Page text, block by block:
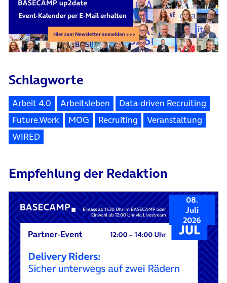
Schlagworte
Arbeit 4.0 Arbeitsleben
Data-driven Recruiting
Future.Work
MOG Recruiting
Veranstaltung
WIRED
Empfehlung der Redaktion
08.
Juli
2026